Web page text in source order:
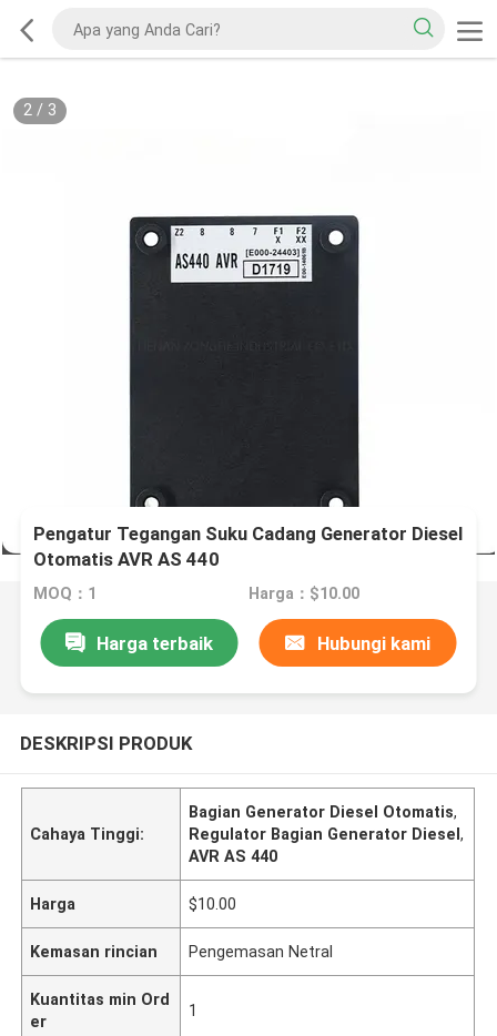
2/ 3
Pengatur Tegangan Suku Cadang Generator Diesel
Otomatis AVR AS 440
MOQ：1 Harga：$10.00
Harga terbaik Hubungi kami
DESKRIPSI PRODUK
Cahaya Tinggi:
Bagian Generator Diesel Otomatis,
Regulator Bagian Generator Diesel,
AVR AS 440
Harga $10.00
Kemasan rincian Pengemasan Netral
Kuantitas min Ord
er
1